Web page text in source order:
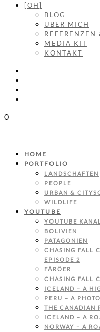
[OH]
BLOG
ÜBER MICH
REFERENZEN
MEDIA KIT
KONTAKT
0
HOME
PORTFOLIO
LANDSCHAFTEN
PEOPLE
URBAN &
WILDLIFE
YOUTUBE
YOUTUBE
BOLIVIEN
PATAGONIEN
CHASING FALL
EPISODE 2
FÄRÖER
CHASING FALL
ICELAND – A
PERU – A
THE CANADIAN
ICELAND – A
NORWAY – A